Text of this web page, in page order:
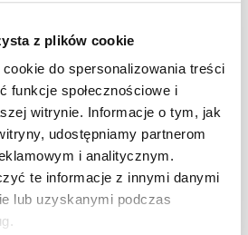
z plików cookie
do spersonalizowania treści
funkcje społecznościowe i
witrynie. Informacje o tym, jak
udostępniamy partnerom
i analitycznym.
te informacje z innymi danymi
lub uzyskanymi podczas
i dekoracyjnym obrazem z